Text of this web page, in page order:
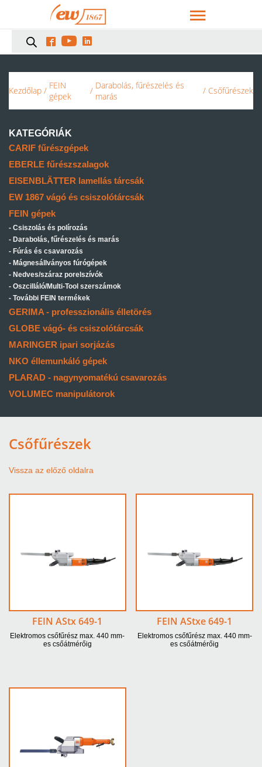
  
Kezdőlap / FEIN
gépek
/ Darabolás, fűrészelés és
marás
/ Csőfűrészek
KATEGÓRIÁK
CARIF fűrészgépek
EBERLE fűrészszalagok
EISENBLÄTTER lamellás tárcsák
EW 1867 vágó és csiszolótárcsák
FEIN gépek
Csiszolás és polírozás
Darabolás, fűrészelés és marás
Fúrás és csavarozás
Mágnesállványos fúrógépek
Nedves/száraz porelszívók
Oszcilláló/Multi-Tool szerszámok
További FEIN termékek
GERIMA - professzionális élletörés
GLOBE vágó- és csiszolótárcsák
MARINGER ipari sorjázás
NKO éllemunkáló gépek
PLARAD - nagynyomatékú csavarozás
VOLUMEC manipulátorok
Csőfűrészek
Vissza az előző oldalra
FEIN AStx 649-1
Elektromos csőfűrész max. 440 mm-
es csőátmérőig
FEIN AStxe 649-1
Elektromos csőfűrész max. 440 mm-
es csőátmérőig